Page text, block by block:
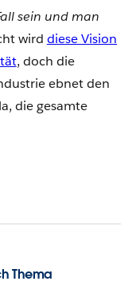
sein und man
wird diese Vision
, doch die
ebnet den
die gesamte
Thema